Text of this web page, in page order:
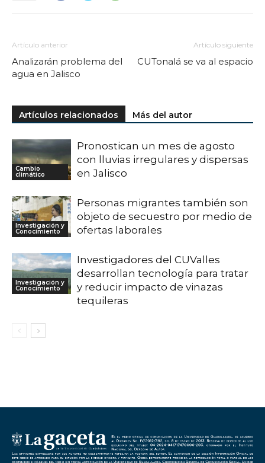
Artículo anterior
Analizarán problema del
agua en Jalisco
Artículo siguiente
CUTonalá se va al espacio
Artículos relacionados Más del autor
Cambio
climático
Pronostican un mes de agosto
con lluvias irregulares y dispersas
en Jalisco
Investigación y
Conocimiento
Personas migrantes también son
objeto de secuestro por medio de
ofertas laborales
Investigación y
Conocimiento
Investigadores del CUValles
desarrollan tecnología para tratar
y reducir impacto de vinazas
tequileras